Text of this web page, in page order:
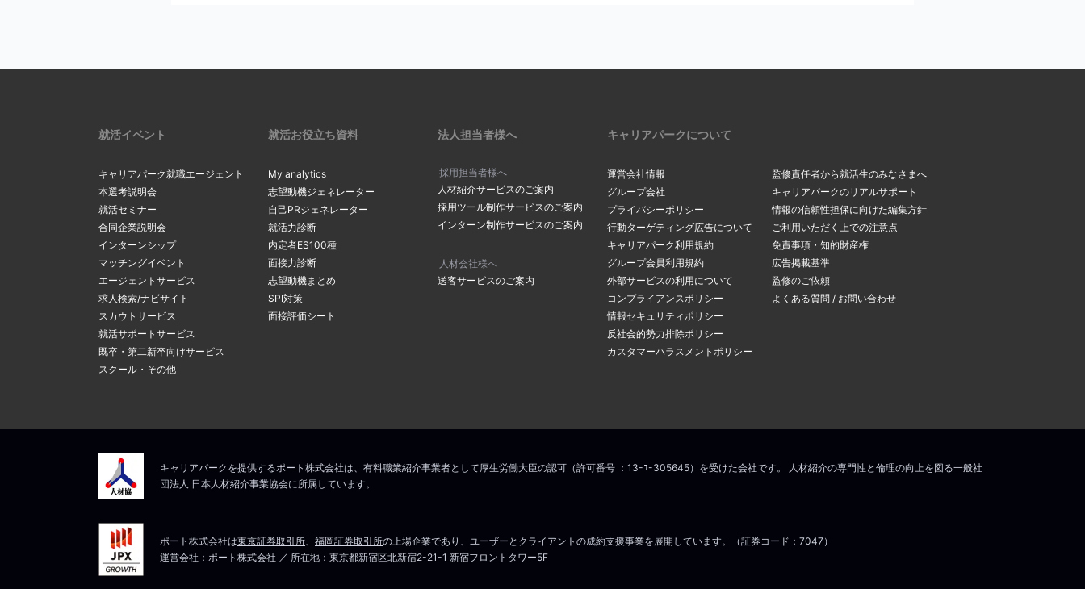
内のメールを削除し空き容量の確保をお願いします。
間違ったメールアドレスご登録されていませんか？
カンマ（，）や、ドット（．）などにお間違いがございませんか？
マイページ内の「
」にて登録アドレスを確認することができます。
間違ったアドレスを入力されていた場合はマイページメニューの「
メールアドレスの変更ページ 」よりメー
ルアドレスの変更をお願いします。
リックしてください。
現在のメールアドレスが表示されます。変更
」をクリックしてください。
「新たなメールアドレス」に、登録を希望す
るメールアドレスを入力し「メールアドレス
変更」ボタンをクリックしてください。
新しいメールアドレスに認証のメールが届き
就活イベント
キャリアパーク就職エージェント
本選考説明会
就活セミナー
合同企業説明会
インターンシップ
マッチングイベント
エージェントサービス
求人検索/ナビサイト
スカウトサービス
就活サポートサービス
既卒・第二新卒向けサービス
スクール・その他
就活お役立ち資料
My analytics
志望動機ジェネレーター
自己PRジェネレーター
就活力診断
内定者ES100種
面接力診断
志望動機まとめ
SPI対策
面接評価シート
法人担当者様へ
採用担当者様へ
人材紹介サービスのご案内
採用ツール制作サービスのご案内
インターン制作サービスのご案内
人材会社様へ
送客サービスのご案内
キャリアパークについて
運営会社情報
グループ会社
プライバシーポリシー
行動ターゲティング広告について
キャリアパーク利用規約
グループ会員利用規約
外部サービスの利用について
コンプライアンスポリシー
情報セキュリティポリシー
反社会的勢力排除ポリシー
カスタマーハラスメントポリシー
監修責任者から就活生のみなさまへ
キャリアパークのリアルサポート
情報の信頼性担保に向けた編集方針
ご利用いただく上での注意点
免責事項・知的財産権
広告掲載基準
監修のご依頼
よくある質問 / お問い合わせ